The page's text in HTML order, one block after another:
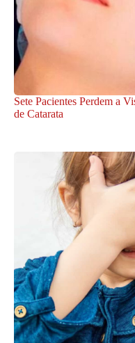
Sete Pacientes Perdem a
de Catarata